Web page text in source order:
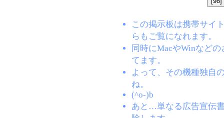
この掲示板は携帯サイ
らもご覧になれます。
同時にMacやWinなど
てます。
よって、その機種独自
ね。
(^o-)b
あと…単なる広告宣伝